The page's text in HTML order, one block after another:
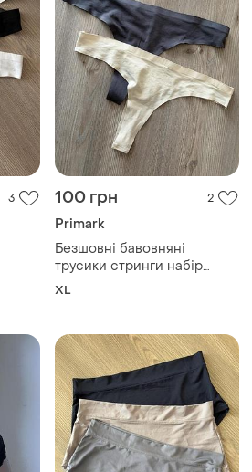
3 100 грн 2
Primark
Безшовні бавовняні
трусики стринги набір
primark
XL